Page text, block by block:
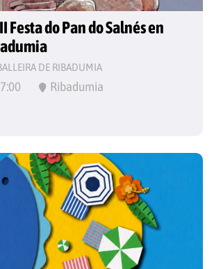
Festa do Pan do Salnés en
DE RIBADUMIA
Ribadumia